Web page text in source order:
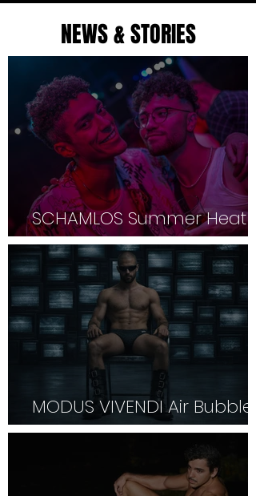
NEWS & STORIES
SCHAMLOS Summer Heat
Edition
MODUS VIVENDI Air Bubble
Line